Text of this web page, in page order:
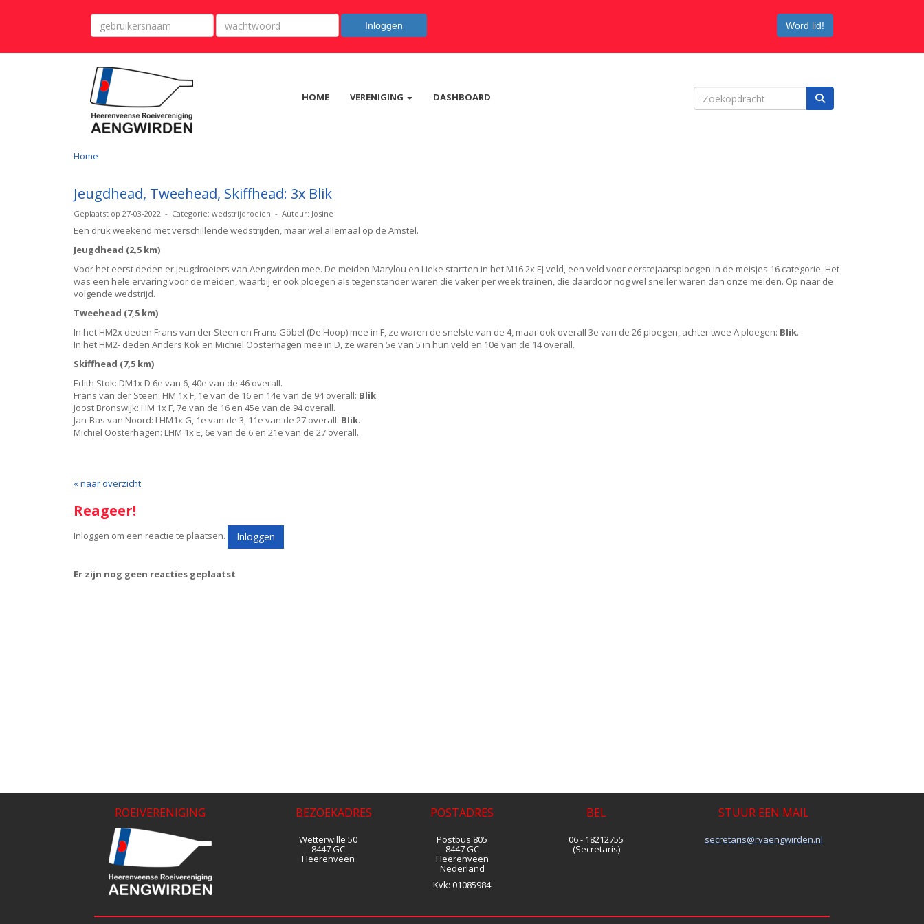
Inloggen Word lid!
HOME VERENIGING DASHBOARD
Home
Jeugdhead, Tweehead, Skiffhead: 3x Blik
Geplaatst op 27-03-2022 - Categorie: wedstrijdroeien - Auteur: Josine
Een druk weekend met verschillende wedstrijden, maar wel allemaal op de Amstel.
Jeugdhead (2,5 km)
Voor het eerst deden er jeugdroeiers van Aengwirden mee. De meiden Marylou en Lieke startten in het M16 2x EJ veld, een veld voor eerstejaarsploegen in de meisjes 16 categorie. Het
was een hele ervaring voor de meiden, waarbij er ook ploegen als tegenstander waren die vaker per week trainen, die daardoor nog wel sneller waren dan onze meiden. Op naar de
volgende wedstrijd.
Tweehead (7,5 km)
In het HM2x deden Frans van der Steen en Frans Göbel (De Hoop) mee in F, ze waren de snelste van de 4, maar ook overall 3e van de 26 ploegen, achter twee A ploegen: Blik.
In het HM2- deden Anders Kok en Michiel Oosterhagen mee in D, ze waren 5e van 5 in hun veld en 10e van de 14 overall.
Skiffhead (7,5 km)
Edith Stok: DM1x D 6e van 6, 40e van de 46 overall.
Frans van der Steen: HM 1x F, 1e van de 16 en 14e van de 94 overall: Blik.
Joost Bronswijk: HM 1x F, 7e van de 16 en 45e van de 94 overall.
Jan-Bas van Noord: LHM1x G, 1e van de 3, 11e van de 27 overall: Blik.
Michiel Oosterhagen: LHM 1x E, 6e van de 6 en 21e van de 27 overall.
« naar overzicht
Reageer!
Inloggen om een reactie te plaatsen. Inloggen
Er zijn nog geen reacties geplaatst
ROEIVERENIGING BEZOEKADRES
Wetterwille 50
8447 GC
Heerenveen
POSTADRES
Postbus 805
8447 GC
Heerenveen
Nederland
Kvk: 01085984
BEL
06 - 18212755
(Secretaris)
STUUR EEN MAIL
siraterces@rvaengwirden.nl